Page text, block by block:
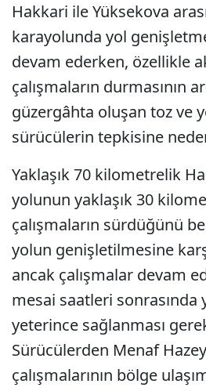
Hakkari ile Yüksekova
karayolunda yol
devam ederken, özellikle
çalışmaların durmasının
güzergâhta oluşan toz ve
sürücülerin tepkisine
Yaklaşık 70 kilometrelik
yolunun yaklaşık 30
çalışmaların sürdüğünü
yolun genişletilmesine
ancak çalışmalar devam
mesai saatleri
yeterince sağlanması
Sürücülerden Menaf
çalışmalarının bölge